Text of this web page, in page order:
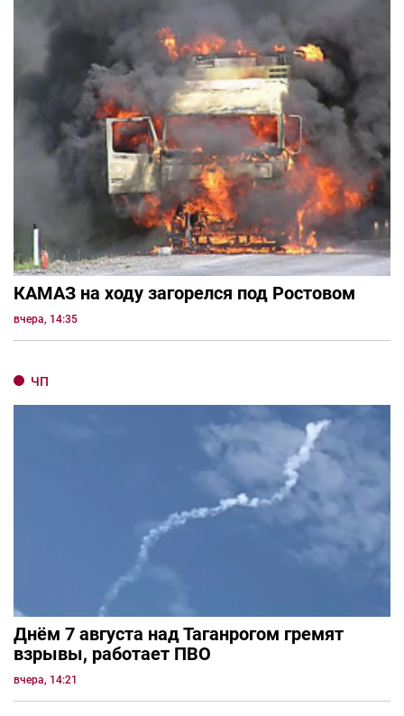
КАМАЗ на ходу загорелся под Ростовом
вчера, 14:35
ЧП
Днём 7 августа над Таганрогом гремят
взрывы, работает ПВО
вчера, 14:21